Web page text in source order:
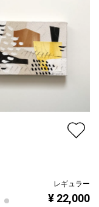
レギュラー
¥ 22,000